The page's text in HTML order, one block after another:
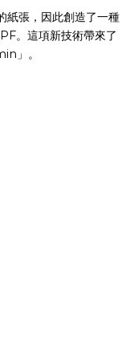
張，因此創造了一種
。這項新技術帶來了
」。